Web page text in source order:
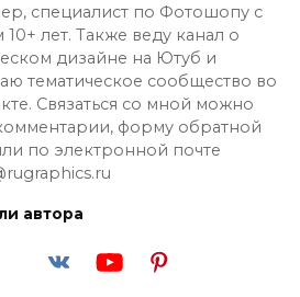
специалист по Фотошопу с
лет. Также веду канал о
дизайне на Ютуб и
тематическое сообщество во
Связаться со мной можно
форму обратной
по электронной почте
автора